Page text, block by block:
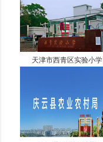
天津市西青区实验小学